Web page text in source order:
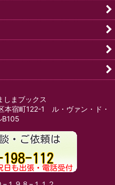
しまブックス
宿町122-1 ル・ヴァン・ド・
B105